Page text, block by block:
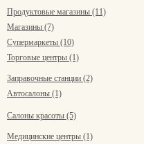
Продуктовые магазины (11)
Магазины (7)
Супермаркеты (10)
Торговые центры (1)
Заправочные станции (2)
Автосалоны (1)
Салоны красоты (5)
Медицинские центры (1)